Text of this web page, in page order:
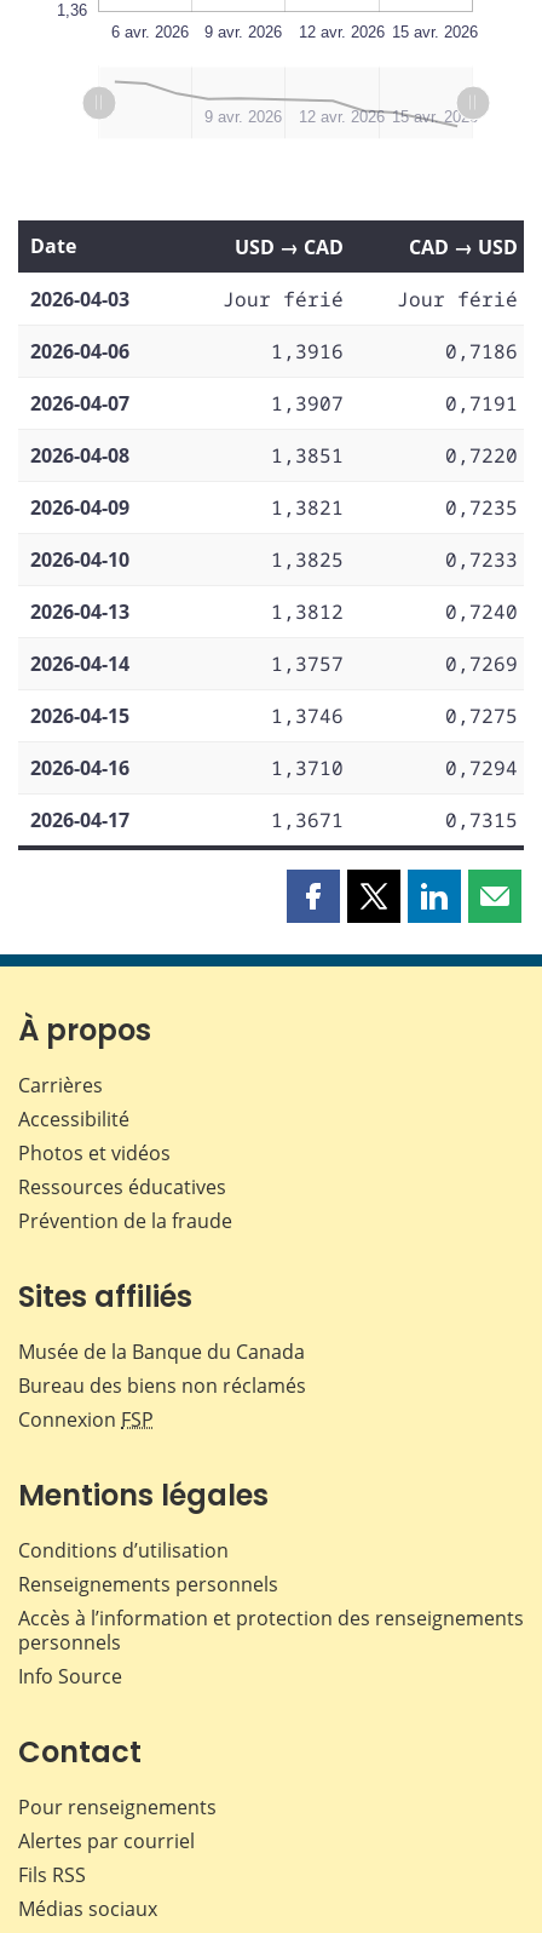
1,36
L
6 avr. 2026 9 avr. 2026 12 avr. 2026 15 avr. 2026
18 avr. 2026
21 avr. 2026
l6 avr. 2026
16 avr. 2026 12 avr. 2026
14 avr. 2026
21 avr. 2026
18 avr. 2026 15 avr. 2026
9 avr. 2026
Date USD → CAD
CAD → USD
2026-04-03
Jour férié
Jour férié
2026-04-06
1,3916
0,7186
2026-04-07
1,3907
0,7191
2026-04-08
1,3851
0,7220
2026-04-09
1,3821
0,7235
2026-04-10
1,3825
0,7233
2026-04-13
1,3812
0,7240
2026-04-14
1,3757
0,7269
2026-04-15
1,3746
0,7275
2026-04-16
1,3710
0,7294
2026-04-17
1,3671 0,7315
Partager
page
Partager
page
Partager
page page
À propos
Carrières
Accessibilité
Photos et vidéos
Ressources éducatives
Prévention de la fraude
Sites affiliés
Musée de la Banque du Canada
Bureau des biens non réclamés
Connexion FSP
Mentions légales
Conditions d’utilisation
Renseignements personnels
Accès à l’information et protection des renseignements
personnels
Info Source
Contact
Pour renseignements
Alertes par courriel
Fils RSS
Médias sociaux